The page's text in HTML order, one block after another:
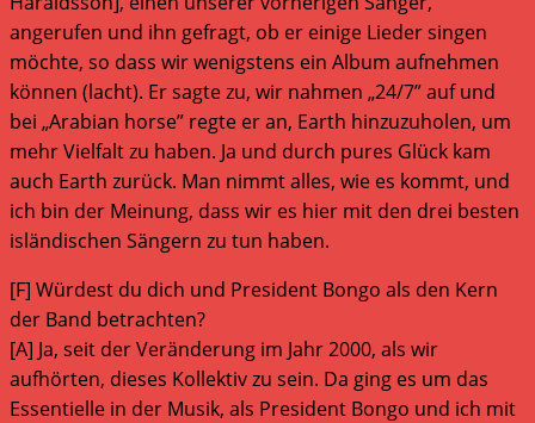
angerufen und ihn gefragt, ob er einige Lieder singen
möchte, so dass wir wenigstens ein Album aufnehmen
können (lacht). Er sagte zu, wir nahmen „24/7” auf und
bei „Arabian horse” regte er an, Earth hinzuzuholen, um
mehr Vielfalt zu haben. Ja und durch pures Glück kam
auch Earth zurück. Man nimmt alles, wie es kommt, und
ich bin der Meinung, dass wir es hier mit den drei besten
isländischen Sängern zu tun haben.
[F] Würdest du dich und President Bongo als den Kern
der Band betrachten?
[A] Ja, seit der Veränderung im Jahr 2000, als wir
aufhörten, dieses Kollektiv zu sein. Da ging es um das
Essentielle in der Musik, als President Bongo und ich mit